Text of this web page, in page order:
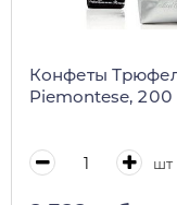
Конфеты
Piemontese, 200
шт